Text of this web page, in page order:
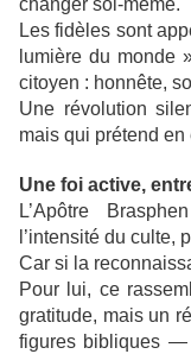
changer soi-même.
Les fidèles sont
lumière du monde
citoyen : honnête,
Une révolution
mais qui prétend en
Une foi active,
L’Apôtre
l’intensité du culte,
Car si la
Pour lui, ce
gratitude, mais un
figures bibliques